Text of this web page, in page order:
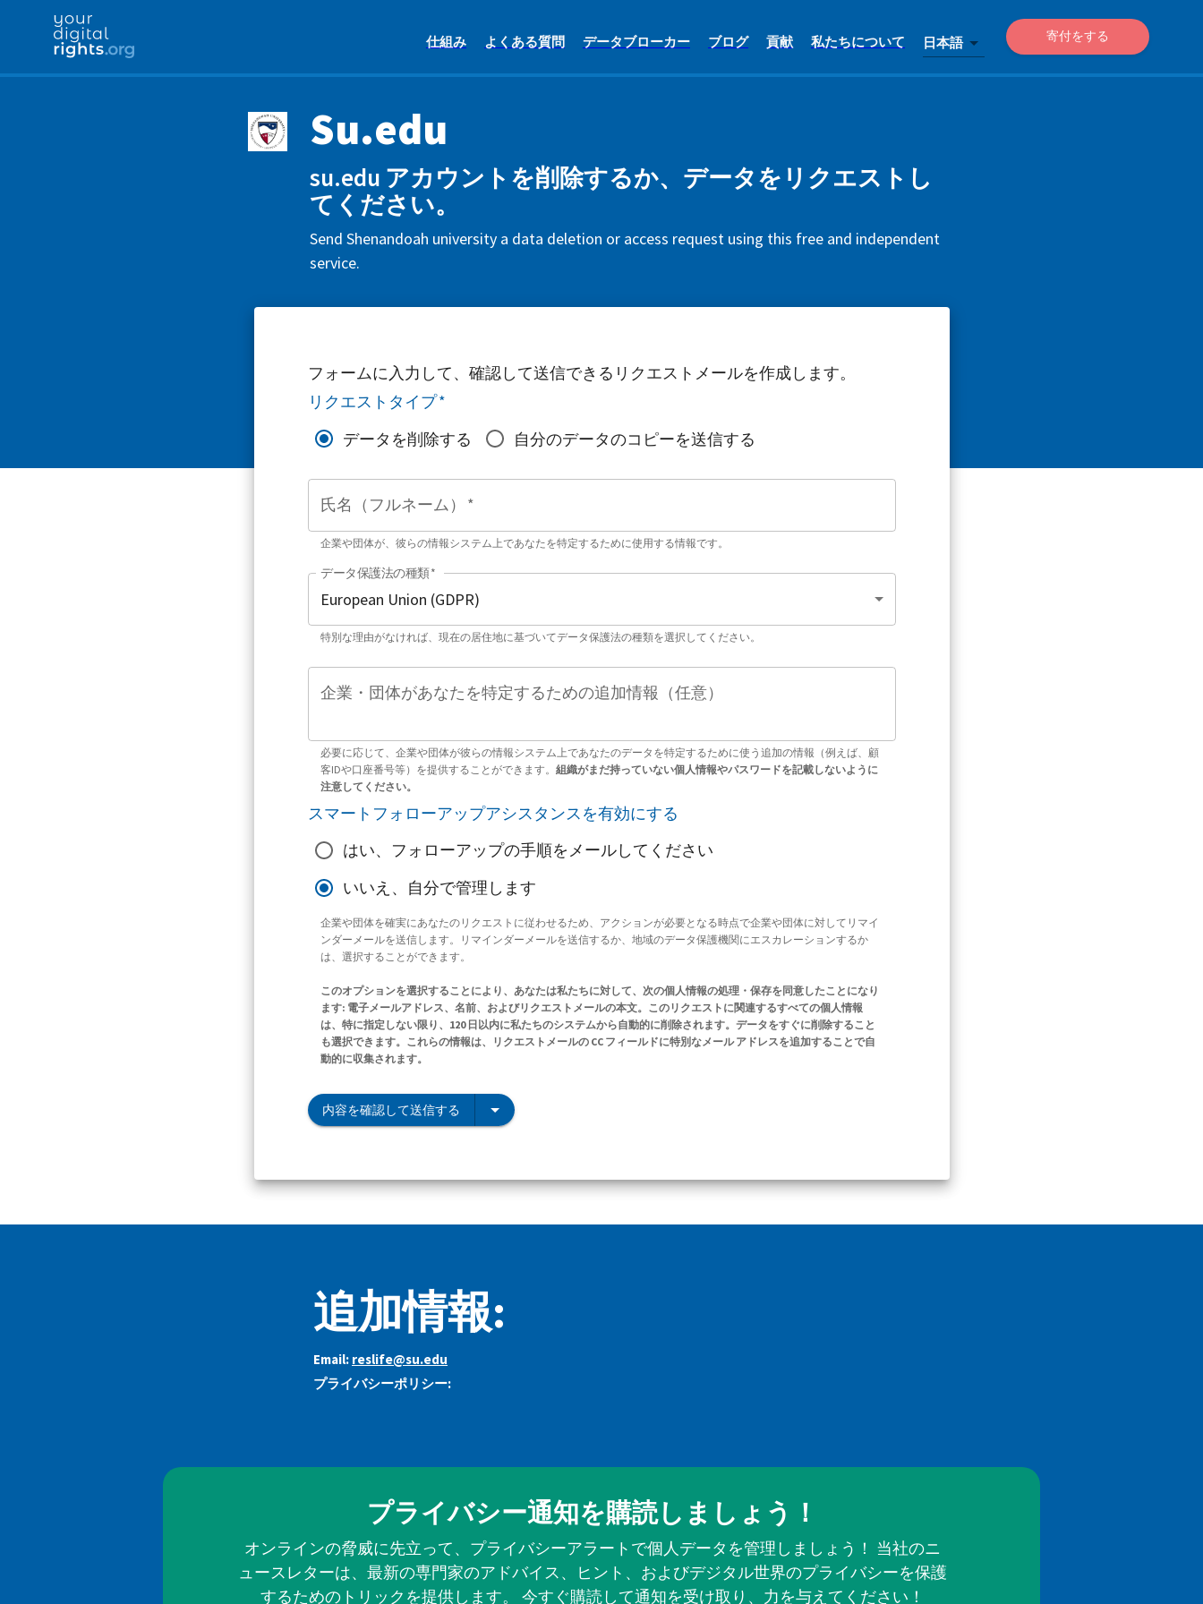
仕組み よくある質問 データブローカー ブログ 貢献 私たちについて 日本語 寄付をする
Su.edu
su.edu アカウントを削除するか、データをリクエストし
てください。
Send Shenandoah university a data deletion or access request using this free and independent
service.
フォームに入力して、確認して送信できるリクエストメールを作成します。
リクエストタイプ*
データを削除する
自分のデータのコピーを送信する
氏名（フルネーム） *
企業や団体が、彼らの情報システム上であなたを特定するために使用する情報です。
データ保護法の種類*
特別な理由がなければ、現在の居住地に基づいてデータ保護法の種類を選択してください。
企業・団体があなたを特定するための追加情報（任意）
必要に応じて、企業や団体が彼らの情報システム上であなたのデータを特定するために使う追加の情報（例えば、顧
客IDや口座番号等）を提供することができます。 組織がまだ持っていない個人情報やパスワードを記載しないように
注意してください。
スマートフォローアップアシスタンスを有効にする
はい、フォローアップの手順をメールしてください
いいえ、自分で管理します
企業や団体を確実にあなたのリクエストに従わせるため、アクションが必要となる時点で企業や団体に対してリマイ
ンダーメールを送信します。リマインダーメールを送信するか、地域のデータ保護機関にエスカレーションするか
は、選択することができます。
このオプションを選択することにより、あなたは私たちに対して、次の個人情報の処理・保存を同意したことになり
ます: 電子メールアドレス、名前、およびリクエストメールの本文。このリクエストに関連するすべての個人情報
は、特に指定しない限り、120 日以内に私たちのシステムから自動的に削除されます。データをすぐに削除すること
も選択できます。これらの情報は、リクエストメールの CC フィールドに特別なメール アドレスを追加することで自
動的に収集されます。
内容を確認して送信する
追加情報:
Email: reslife@su.edu
プライバシーポリシー:
プライバシー通知を購読しましょう！
オンラインの脅威に先立って、プライバシーアラートで個人データを管理しましょう！ 当社のニ
ュースレターは、最新の専門家のアドバイス、ヒント、およびデジタル世界のプライバシーを保護
するためのトリックを提供します。 今すぐ購読して通知を受け取り、力を与えてください！